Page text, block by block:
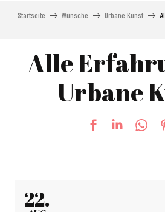
Startseite Wünsche Urbane Kunst
Alle
Urbane
22.